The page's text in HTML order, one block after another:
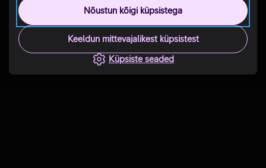
Nõustun kõigi küpsistega
Keeldun mittevajalikest küpsistest
Küpsiste seaded